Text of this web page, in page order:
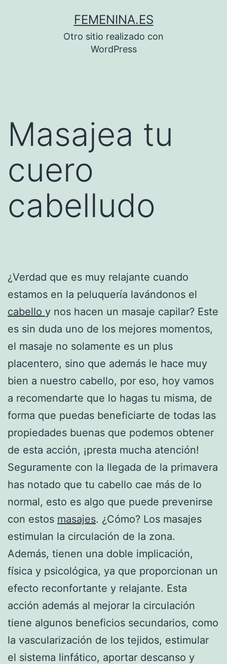
FEMENINA.ES
Otro sitio realizado con
WordPress
Masajea tu
cuero
cabelludo
¿Verdad que es muy relajante cuando
estamos en la peluquería lavándonos el
cabello y nos hacen un masaje capilar? Este
es sin duda uno de los mejores momentos,
el masaje no solamente es un plus
placentero, sino que además le hace muy
bien a nuestro cabello, por eso, hoy vamos
a recomendarte que lo hagas tu misma, de
forma que puedas beneficiarte de todas las
propiedades buenas que podemos obtener
de esta acción, ¡presta mucha atención!
Seguramente con la llegada de la primavera
has notado que tu cabello cae más de lo
normal, esto es algo que puede prevenirse
con estos masajes. ¿Cómo? Los masajes
estimulan la circulación de la zona.
Además, tienen una doble implicación,
física y psicológica, ya que proporcionan un
efecto reconfortante y relajante. Esta
acción además al mejorar la circulación
tiene algunos beneficios secundarios, como
la vascularización de los tejidos, estimular
el sistema linfático, aportar descanso y